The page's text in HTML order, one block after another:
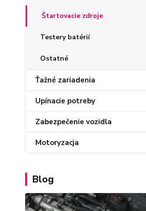
Štartovacie zdroje
Testery batérií
Ostatné
Ťažné zariadenia
Upínacie potreby
Zabezpečenie vozidla
Motoryzacja
Blog